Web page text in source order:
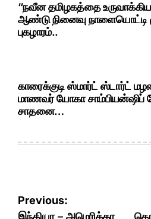
“நவீன தமிழகத்தை
ஆண்டு நினைவு நாளையொட்டி
புகழாரம்..
காரைக்குடி ஸ்மார்ட் ஸ்டார்ட்
மாணவர் யோகா சாம்பியன்ஷிப்
சாதனை…
Post
Previous:
இந்தியா – அமெரிக்கா